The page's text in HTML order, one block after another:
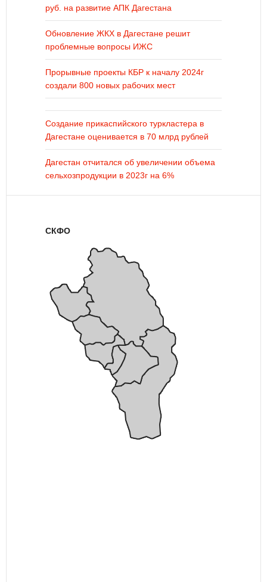
руб. на развитие АПК Дагестана
Обновление ЖКХ в Дагестане решит
проблемные вопросы ИЖС
Прорывные проекты КБР к началу 2024г
создали 800 новых рабочих мест
Создание прикаспийского туркластера в
Дагестане оценивается в 70 млрд рублей
Дагестан отчитался об увеличении объема
сельхозпродукции в 2023г на 6%
СКФО